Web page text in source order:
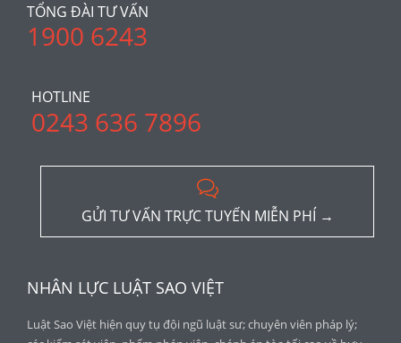
TỔNG ĐÀI TƯ VẤN
1900 6243
HOTLINE
0243 636 7896

GỬI TƯ VẤN TRỰC TUYẾN MIỄN PHÍ →
NHÂN LỰC LUẬT SAO VIỆT
Luật Sao Việt hiện quy tụ đội ngũ luật sư; chuyên viên pháp lý;